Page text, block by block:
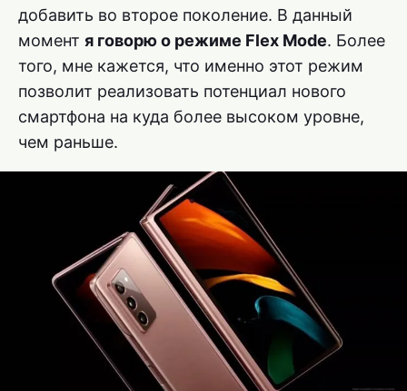
добавить во второе поколение. В данный
момент я говорю о режиме Flex Mode. Более
того, мне кажется, что именно этот режим
позволит реализовать потенциал нового
смартфона на куда более высоком уровне,
чем раньше.